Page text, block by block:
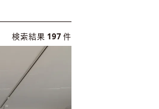
検索結果 197 件